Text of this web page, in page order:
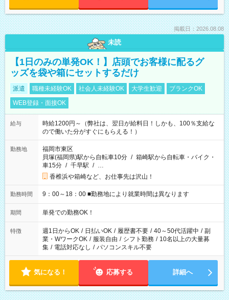
掲載日：2026.08.08
未読
【1日のみの単発OK！】店頭でお客様に配るグ
ッズを袋や箱にセットするだけ
派遣 職種未経験OK 社会人未経験OK 大学生歓迎
ブランクOK
WEB登録・面接OK
給与
時給1200円～（弊社は、翌日が給料日！しかも、100％支給な
ので働いた分がすぐにもらえる！）
勤務地
福岡市東区
貝塚(福岡県)駅から自転車10分 / 箱崎駅から自転車・バイク・
車15分 / 千早駅 / …
香椎浜や箱崎など、お仕事先は沢山！
勤務時間 9：00～18：00 ■勤務地により就業時間は異なります
期間 単発での勤務OK！
特徴 週1日からOK / 日払いOK / 履歴書不要 / 40～50代活躍中 / 副
業・WワークOK / 服装自由 / シフト勤務 / 10名以上の大量募
集 / 電話対応なし / パソコンスキル不要
気になる！ 応募する 詳細へ